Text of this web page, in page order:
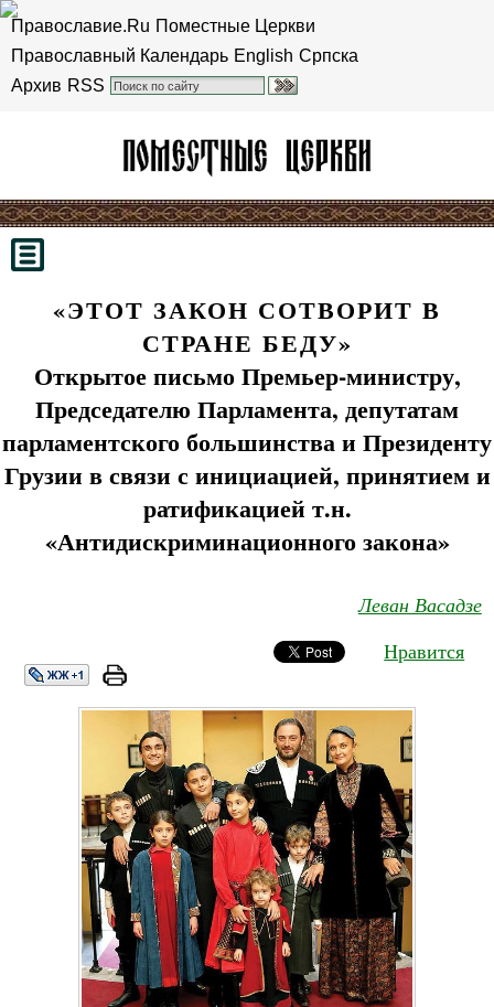
Православие.Ru Поместные Церкви
Православный Календарь English Српска
Архив RSS
«ЭТОТ ЗАКОН СОТВОРИТ В
СТРАНЕ БЕДУ»
Открытое письмо Премьер-министру,
Председателю Парламента, депутатам
парламентского большинства и Президенту
Грузии в связи с инициацией, принятием и
ратификацией т.н.
«Антидискриминационного закона»
Леван Васадзе
Нравится